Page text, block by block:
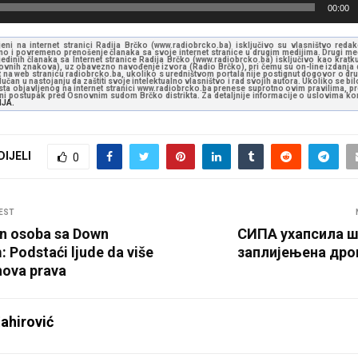
00:00
na internet stranici Radija Brčko (www.radiobrcko.ba) isključivo su vlasništvo
i povremeno prenošenje članaka sa svoje internet stranice u drugim medijima. Drugi
članaka sa Internet stranice Radija Brčko (www.radiobrcko.ba) isključivo kao
znakova), uz obavezno navođenje izvora (Radio Brčko), pri čemu su on-line izdanja
web stranicu radiobrcko.ba, ukoliko s uredništvom portala nije postignut dogovor o
u nastojanju da zaštiti svoje intelektualno vlasništvo i rad svojih autora. Ukoliko se
objavljenog na internet stranici www.radiobrcko.ba prenese suprotno ovim pravilima,
postupak pred Osnovnim sudom Brčko distrikta. Za detaljnije informacije o uslovima
0
osoba sa Down
Podstaći ljude da više
prava
СИПА ухапсила
заплијењена